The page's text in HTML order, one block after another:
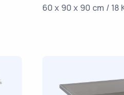
60 x 90 x 90 cm / 18